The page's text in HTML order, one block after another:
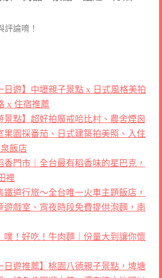
評論唷！
日遊】中壢親子景點 x 日式風格美拍
x 住宿推薦
景點】超好拍魔戒哈比村、農舍煙囪
果園採番茄、日式建築拍美照、入住
飯店
香門市｜全台最有稻香味的星巴克，
裡
鐵道行旅～全台唯一火車主題飯店，
遊戲室、宵夜時段免費提供泡麵，南
噗！好吃！牛肉麵｜份量大到讓你懷
日遊推薦】桃園八德親子景點，埤塘